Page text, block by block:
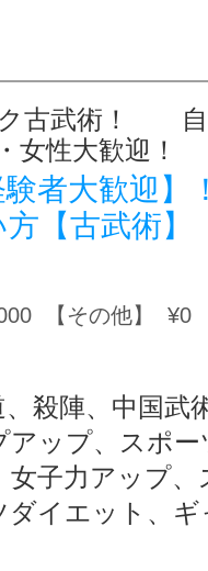
ク古武術！
女性大歓迎！
験者大歓迎】
【古武術】
【その他】 ¥0
殺陣、中国武
アップ、スポ
女子力アップ、
ダイエット、